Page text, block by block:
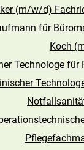
(m/w/d)
für
Koch
Technologe